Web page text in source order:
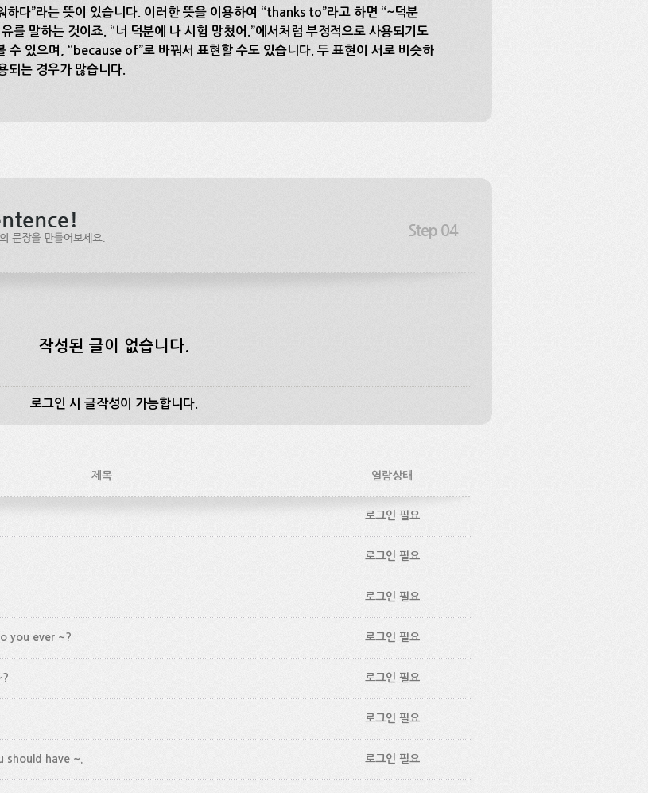
하다”라는 뜻이 있습니다. 이러한 뜻을 이용하여 “thanks to”라고 하면 “~덕분
를 말하는 것이죠. “너 덕분에 나 시험 망쳤어.”에서처럼 부정적으로 사용되기도
수 있으며, “because of”로 바꿔서 표현할 수도 있습니다. 두 표현이 서로 비슷하
되는 경우가 많습니다.
작성된 글이 없습니다.
로그인 시 글작성이 가능합니다.
제목 열람상태
로그인 필요
로그인 필요
로그인 필요
you ever ~? 로그인 필요
로그인 필요
로그인 필요
should have ~. 로그인 필요